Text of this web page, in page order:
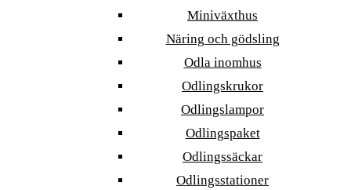
Miniväxthus
Näring och gödsling
Odla inomhus
Odlingskrukor
Odlingslampor
Odlingspaket
Odlingssäckar
Odlingsstationer